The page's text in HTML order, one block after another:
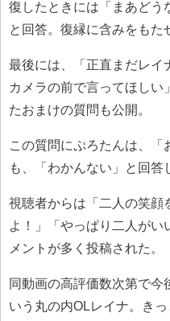
復したときには「まあどう
と回答。復縁に含みをもた
最後には、「正直まだレイ
カメラの前で言ってほし
たおまけの質問も公開。
この質問にぷろたんは、
も、「わかんない」と回答
視聴者からは「二人の笑顔
よ！」「やっぱり二人がい
メントが多く投稿された。
同動画の高評価数次第で今
いう丸の内OLレイナ。き